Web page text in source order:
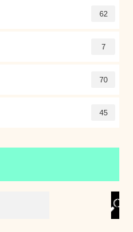
62
7
70
45